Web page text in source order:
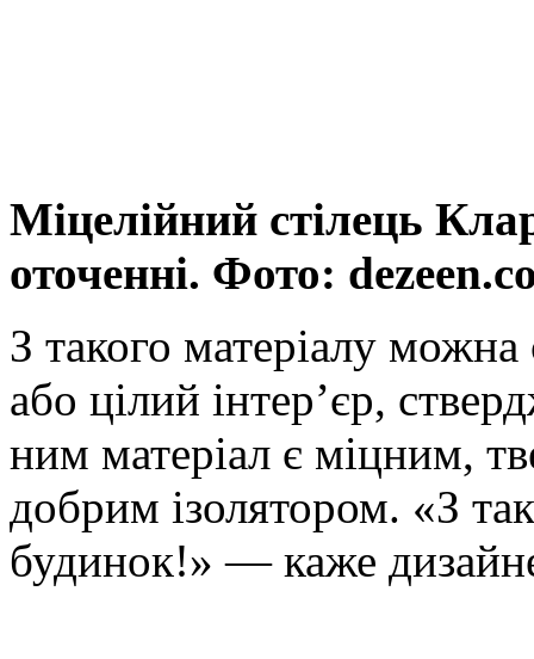
Міцелійний стілець
оточенні. Фото:
З такого матеріалу
або цілий інтер’єр,
ним матеріал є міцним,
добрим ізолятором. «З
будинок!» — каже